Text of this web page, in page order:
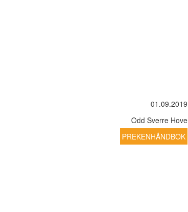
01.09.2019
Odd Sverre Hove
PREKENHÅNDBOK